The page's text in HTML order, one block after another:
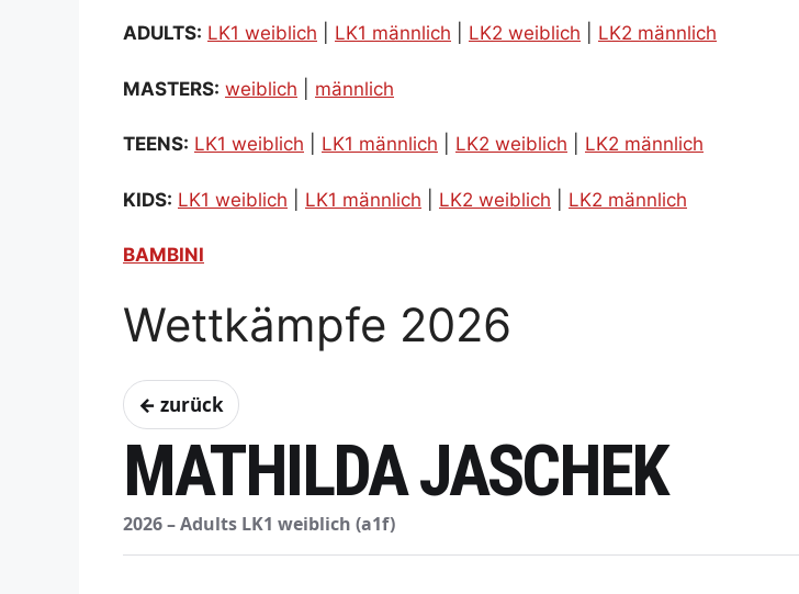
ADULTS: LK1 weiblich LK1 männlich LK2 weiblich LK2 männlich
MASTERS: weiblich männlich
TEENS: LK1 weiblich LK1 männlich LK2 weiblich LK2 männlich
KIDS: LK1 weiblich LK1 männlich LK2 weiblich LK2 männlich
BAMBINI
Wettkämpfe 2026
← zurück
MATHILDA JASCHEK
2026 – Adults LK1 weiblich (a1f)